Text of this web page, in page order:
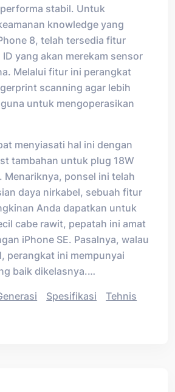
stabil. Untuk
knowledge yang
8, telah tersedia fitur
yang akan merekam sensor
Melalui fitur ini perangkat
scanning agar lebih
untuk mengoperasikan
menyiasati hal ini dengan
tambahan untuk plug 18W
Menariknya, ponsel ini telah
daya nirkabel, sebuah fitur
Anda dapatkan untuk
cabe rawit, pepatah ini amat
iPhone SE. Pasalnya, walau
perangkat ini mempunyai
baik dikelasnya.…
Spesifikasi Tehnis